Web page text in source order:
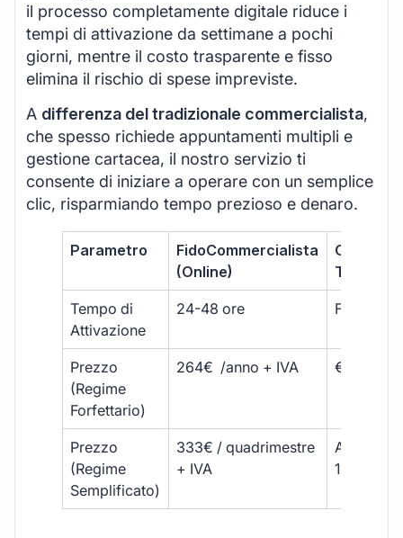
il processo completamente digitale riduce i
tempi di attivazione da settimane a pochi
giorni, mentre il costo trasparente e fisso
elimina il rischio di spese impreviste.
A differenza del tradizionale commercialista,
che spesso richiede appuntamenti multipli e
gestione cartacea, il nostro servizio ti
consente di iniziare a operare con un semplice
clic, risparmiando tempo prezioso e denaro.
Parametro
FidoCommercialista
(Online)
Tempo di
Attivazione
24-48 ore Fino a 30
Prezzo
(Regime
Forfettario)
264€ /anno + IVA €500 –
Prezzo
(Regime
Semplificato)
333€ / quadrimestre
+ IVA
A partire
1800 € +